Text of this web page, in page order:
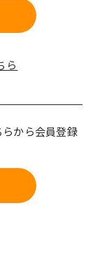
ら
から会員登録